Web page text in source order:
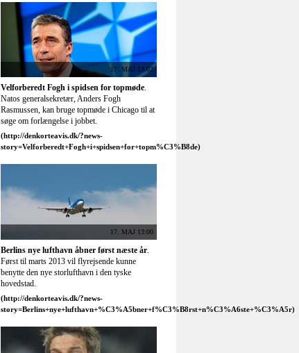
17. MAJ 12:55
Agger: Dårlig sæson ikke Dalglish skyld.
Daniel Agger mener ikke, at man kan klandre
Kenny Dalglish for, at Liverpool ikke har
leveret i denne sæson.
Flere nyheder »